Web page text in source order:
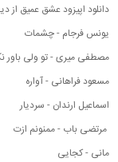
دانلود اپیزود عشق عمیق
یونس فرجام - چشمات
مصطفی میری - تو ولی باور
مسعود فراهانی - آواره
اسماعیل ارندان - سردیار
مرتضی باب - ممنونم ازت
مانی - کجایی